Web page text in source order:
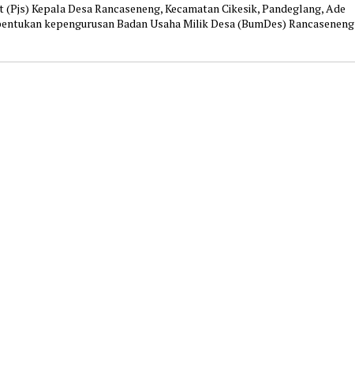
Kepala Desa Rancaseneng, Kecamatan Cikesik, Pandeglang, Ade
kepengurusan Badan Usaha Milik Desa (BumDes) Rancaseneng